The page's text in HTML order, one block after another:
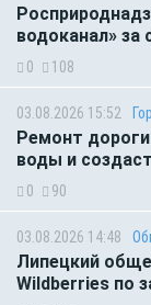
водоканал» за
0 108
03.08.2026 15:52
Ремонт
воды и
0 90
03.08.2026 14:48
Липецкий
Wildberries по